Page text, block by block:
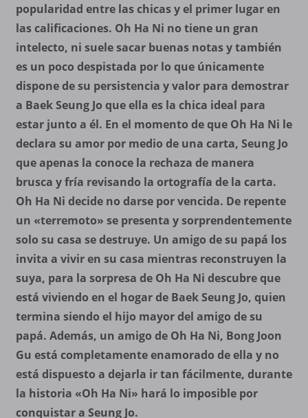
popularidad entre las chicas y el primer lugar en
las calificaciones. Oh Ha Ni no tiene un gran
intelecto, ni suele sacar buenas notas y también
es un poco despistada por lo que únicamente
dispone de su persistencia y valor para demostrar
a Baek Seung Jo que ella es la chica ideal para
estar junto a él. En el momento de que Oh Ha Ni le
declara su amor por medio de una carta, Seung Jo
que apenas la conoce la rechaza de manera
brusca y fría revisando la ortografía de la carta.
Oh Ha Ni decide no darse por vencida. De repente
un «terremoto» se presenta y sorprendentemente
solo su casa se destruye. Un amigo de su papá los
invita a vivir en su casa mientras reconstruyen la
suya, para la sorpresa de Oh Ha Ni descubre que
está viviendo en el hogar de Baek Seung Jo, quien
termina siendo el hijo mayor del amigo de su
papá. Además, un amigo de Oh Ha Ni, Bong Joon
Gu está completamente enamorado de ella y no
está dispuesto a dejarla ir tan fácilmente, durante
la historia «Oh Ha Ni» hará lo imposible por
conquistar a Seung Jo.